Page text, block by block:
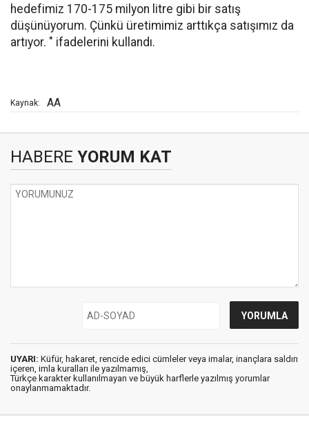
hedefimiz 170-175 milyon litre gibi bir satış
düşünüyorum. Çünkü üretimimiz arttıkça satışımız da
artıyor. " ifadelerini kullandı.
Kaynak: AA
HABERE YORUM KAT
UYARI: Küfür, hakaret, rencide edici cümleler veya imalar, inançlara saldırı
içeren, imla kuralları ile yazılmamış,
Türkçe karakter kullanılmayan ve büyük harflerle yazılmış yorumlar
onaylanmamaktadır.